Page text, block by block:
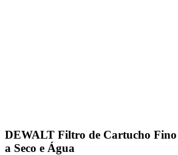
DEWALT Filtro de Cartucho
a Seco e Água